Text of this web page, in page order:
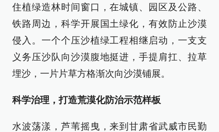
住植绿造林时间窗口，在城镇、园区及公路、
铁路周边，科学开展国土绿化，有效防止沙漠
侵入。一个个压沙植绿工程相继启动，一支支
义务压沙队向沙漠腹地挺进，手提肩扛、拉草
埋沙，一片片草方格渐次向沙漠铺展。
科学治理，打造荒漠化防治示范样板
水波荡漾，芦苇摇曳，来到甘肃省武威市民勤